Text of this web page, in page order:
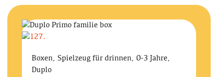
Boxen, Spielzeug für drinnen, 0-3 Jahre,
Duplo